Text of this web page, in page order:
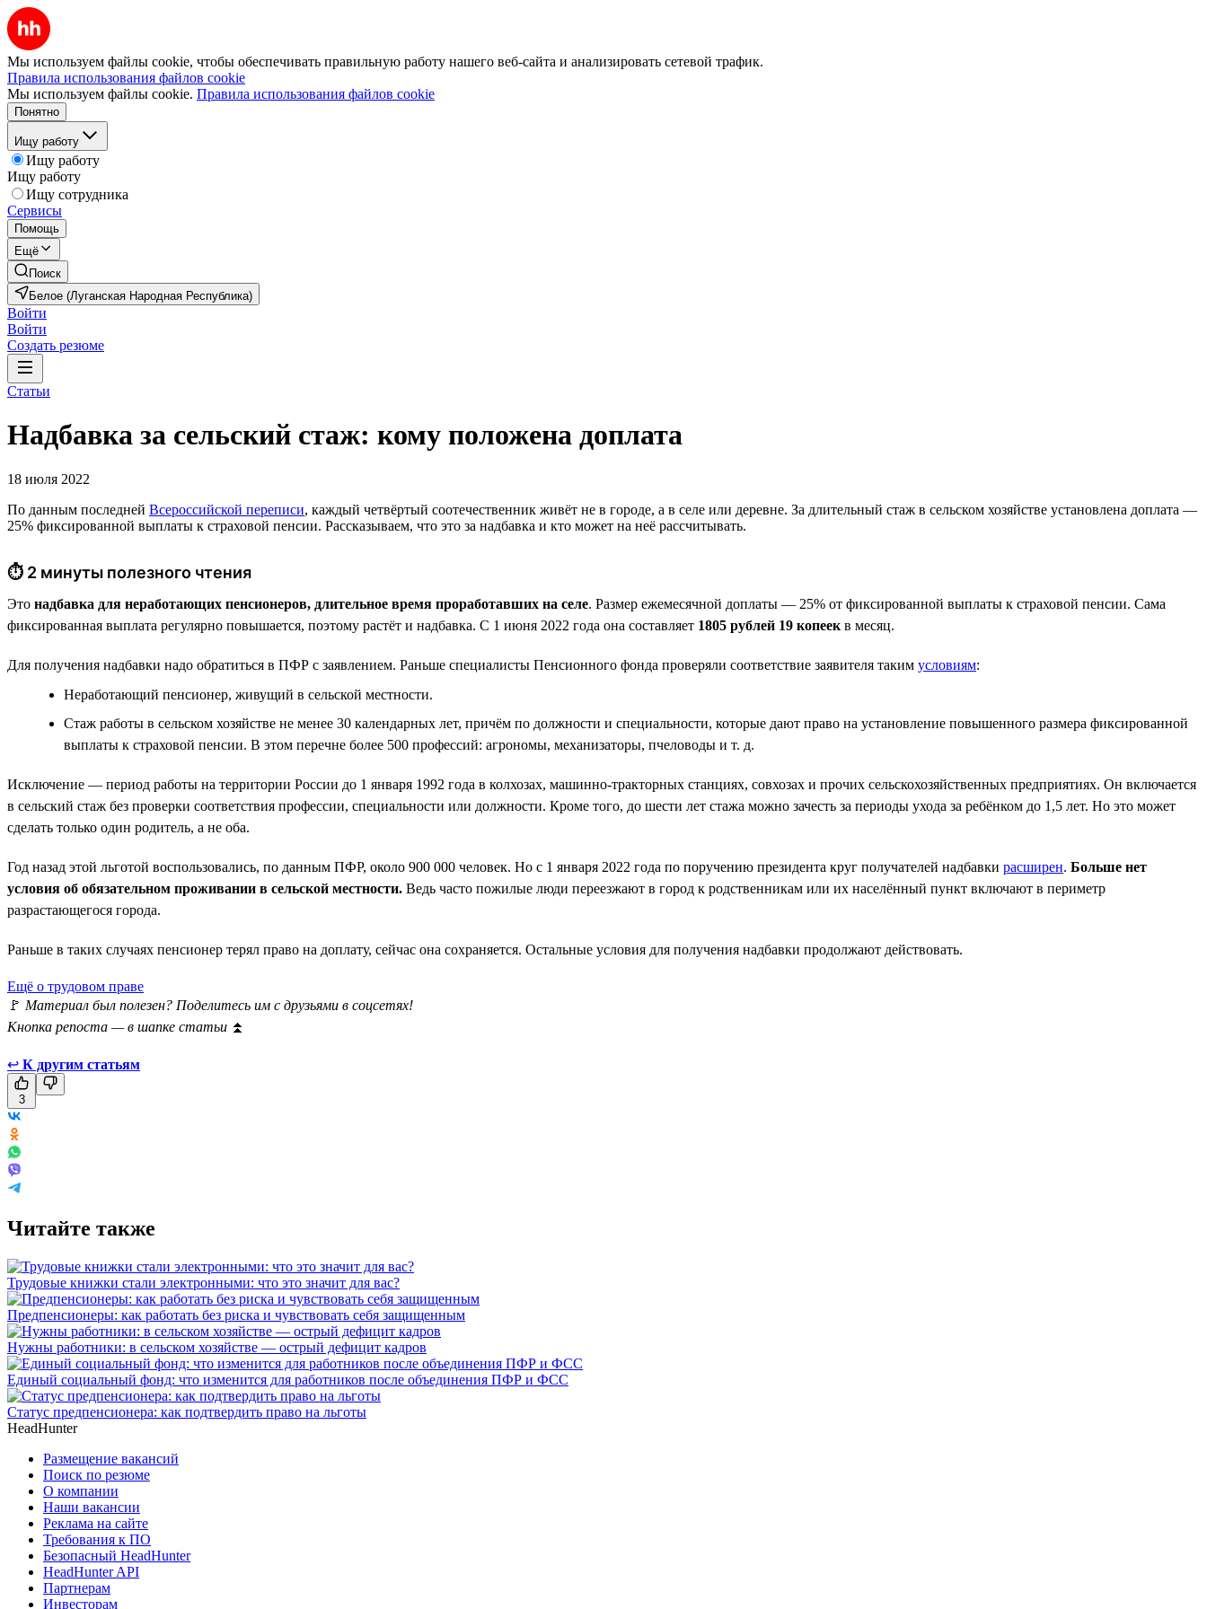
Мы используем файлы cookie, чтобы обеспечивать правильную работу нашего веб-сайта и анализировать сетевой трафик.
Правила использования файлов cookie
Мы используем файлы cookie. Правила использования файлов cookie
Понятно
Ищу работу
Ищу работу
Ищу работу
Ищу сотрудника
Сервисы
Помощь
Ещё
Поиск
Белое (Луганская Народная Республика)
Войти
Войти
Создать резюме
Статьи
Надбавка за сельский стаж: кому положена доплата
18 июля 2022
По данным последней Всероссийской переписи, каждый четвёртый соотечественник живёт не в городе, а в селе или деревне. За длительный стаж в сельском хозяйстве установлена доплата —
25% фиксированной выплаты к страховой пенсии. Рассказываем, что это за надбавка и кто может на неё рассчитывать.
⏱ 2 минуты полезного чтения
Это надбавка для неработающих пенсионеров, длительное время проработавших на селе. Размер ежемесячной доплаты — 25% от фиксированной выплаты к страховой пенсии. Сама
фиксированная выплата регулярно повышается, поэтому растёт и надбавка. С 1 июня 2022 года она составляет 1805 рублей 19 копеек в месяц.
Для получения надбавки надо обратиться в ПФР с заявлением. Раньше специалисты Пенсионного фонда проверяли соответствие заявителя таким условиям:
Неработающий пенсионер, живущий в сельской местности.
Стаж работы в сельском хозяйстве не менее 30 календарных лет, причём по должности и специальности, которые дают право на установление повышенного размера фиксированной
выплаты к страховой пенсии. В этом перечне более 500 профессий: агрономы, механизаторы, пчеловоды и т. д.
Исключение — период работы на территории России до 1 января 1992 года в колхозах, машинно-тракторных станциях, совхозах и прочих сельскохозяйственных предприятиях. Он включается
в сельский стаж без проверки соответствия профессии, специальности или должности. Кроме того, до шести лет стажа можно зачесть за периоды ухода за ребёнком до 1,5 лет. Но это может
сделать только один родитель, а не оба.
Год назад этой льготой воспользовались, по данным ПФР, около 900 000 человек. Но с 1 января 2022 года по поручению президента круг получателей надбавки расширен. Больше нет
условия об обязательном проживании в сельской местности. Ведь часто пожилые люди переезжают в город к родственникам или их населённый пункт включают в периметр
разрастающегося города.
Раньше в таких случаях пенсионер терял право на доплату, сейчас она сохраняется. Остальные условия для получения надбавки продолжают действовать.
Ещё о трудовом праве
🚩 Материал был полезен? Поделитесь им с друзьями в соцсетях!
Кнопка репоста — в шапке статьи ⏫
↩ К другим статьям
3
Читайте также
Трудовые книжки стали электронными: что это значит для вас?
Предпенсионеры: как работать без риска и чувствовать себя защищенным
Нужны работники: в сельском хозяйстве — острый дефицит кадров
Единый социальный фонд: что изменится для работников после объединения ПФР и ФСС
Статус предпенсионера: как подтвердить право на льготы
HeadHunter
Размещение вакансий
Поиск по резюме
О компании
Наши вакансии
Реклама на сайте
Требования к ПО
Безопасный HeadHunter
HeadHunter API
Партнерам
Инвесторам